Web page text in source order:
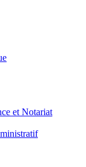
et Notariat